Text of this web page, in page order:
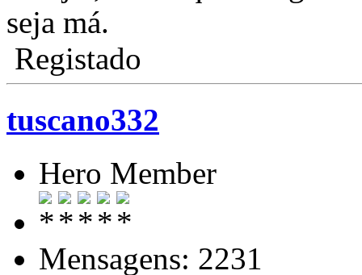
seja má.
Registado
tuscano332
Hero Member
Mensagens: 2231